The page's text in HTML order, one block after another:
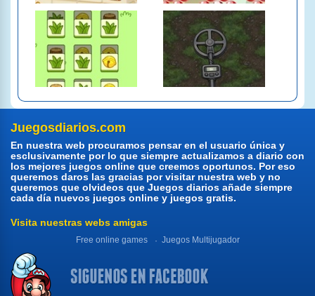
Juegosdiarios.com
En nuestra web procuramos pensar en el usuario única y
esclusivamente por lo que siempre actualizamos a diario con
los mejores juegos online que creemos oportunos. Por eso
queremos daros las gracias por visitar nuestra web y no
queremos que olvideos que Juegos diarios añade siempre
cada día nuevos juegos online y juegos gratis.
Visita nuestras webs amigas
Free online games Juegos Multijugador